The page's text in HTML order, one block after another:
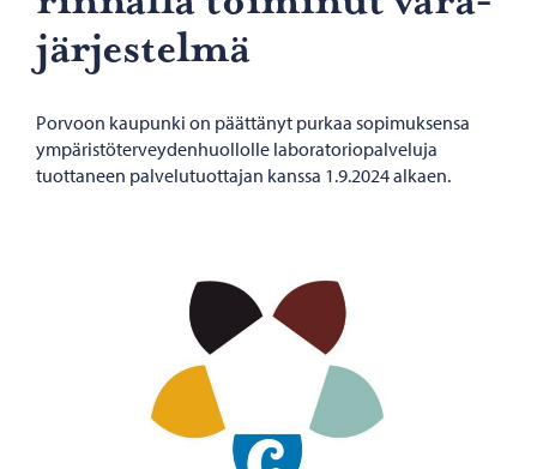
jär­jes­tel­mä
Porvoon kaupunki on päättänyt purkaa sopimuksensa
ympäristöterveydenhuollolle laboratoriopalveluja
tuottaneen palvelutuottajan kanssa 1.9.2024 alkaen.